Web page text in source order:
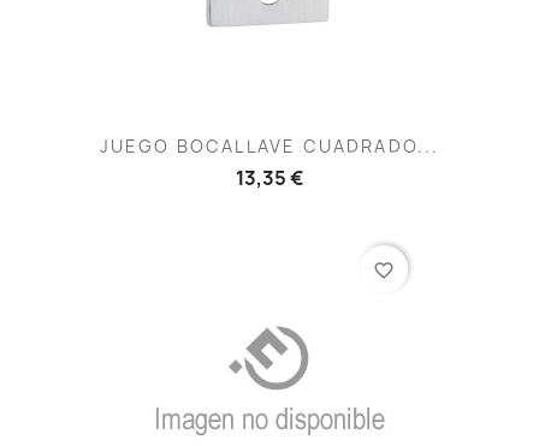
JUEGO BOCALLAVE CUADRADO...
13,35 €
favorite_border